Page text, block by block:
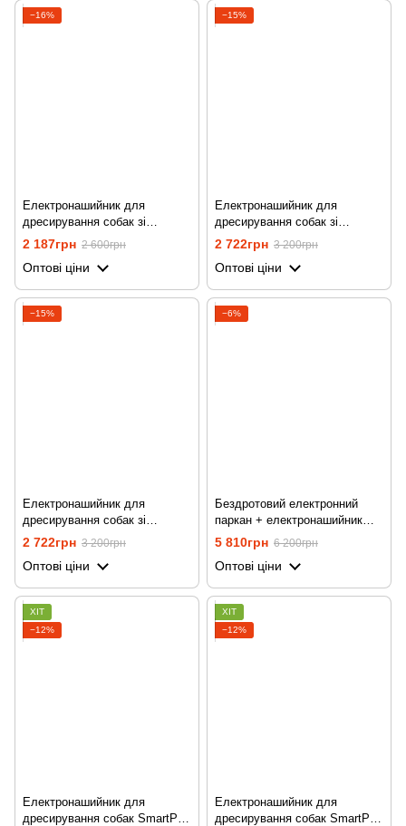
−16%
Електронашийник для
дресирування собак зі
струмом, вібрацією та звуком
iPets PET619-1, синій
2 187грн 2 600грн
Оптові ціни
−15%
Електронашийник для
дресирування собак зі
струмом, вібрацією та звуком
iPets PET619-1, на 2
нашийника, помаранчевий
2 722грн 3 200грн
Оптові ціни
−15%
Електронашийник для
дресирування собак зі
струмом, вібрацією та звуком
iPets PET619-1, на 2
нашийника, синій
2 722грн 3 200грн
Оптові ціни
−6%
Бездротовий електронний
паркан + електронашийник
для дресирування 2в1
Petguider 883-2 для собак, з
двома нашийниками
5 810грн 6 200грн
Оптові ціни
ХІТ
−12%
Електронашийник для
дресирування собак SmartPet
ХІТ
−12%
Електронашийник для
дресирування собак SmartPet